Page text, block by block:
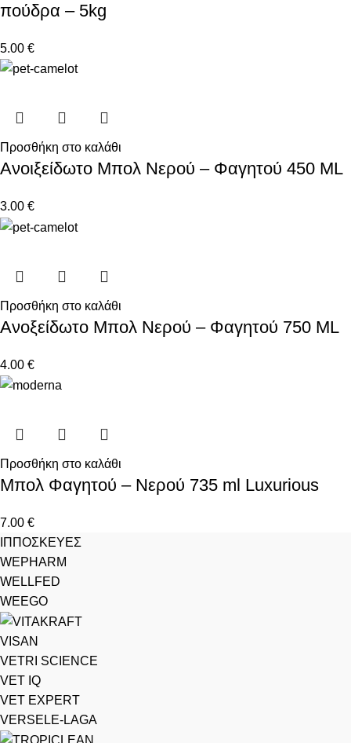
πούδρα – 5kg
5.00 €
Προσθήκη στο καλάθι
Ανοιξείδωτο Μπολ Νερού – Φαγητού 450 ML
3.00 €
Προσθήκη στο καλάθι
Ανοξείδωτο Μπολ Νερού – Φαγητού 750 ML
4.00 €
Προσθήκη στο καλάθι
Μπολ Φαγητού – Νερού 735 ml Luxurious
7.00 €
ΙΠΠΟΣΚΕΥΕΣ
WEPHARM
WELLFED
WEEGO
VISAN
VETRI SCIENCE
VET IQ
VET EXPERT
VERSELE-LAGA